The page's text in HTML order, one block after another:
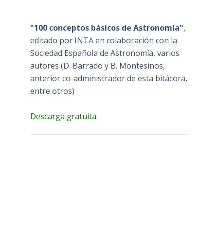
"100 conceptos básicos de Astronomía",
editado por INTA en colaboración con la
Sociedad Española de Astronomía, varios
autores (D. Barrado y B. Montesinos,
anterior co-administrador de esta bitácora,
entre otros)
Descarga gratuita